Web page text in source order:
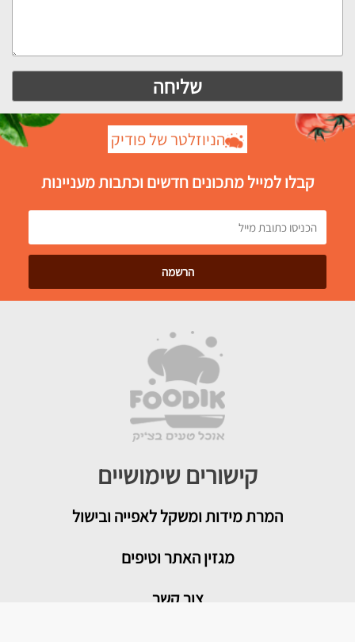
הניוזלטר של פודיק
קבלו למייל מתכונים חדשים וכתבות מעניינות
קישורים שימושיים
המרת מידות ומשקל לאפייה ובישול
מגזין האתר וטיפים
צור קשר